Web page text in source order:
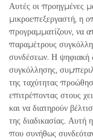
Αυτές οι προηγμένες
μικροεπεξεργαστή, η
προγραμματίζουν, να
παραμέτρους
συνδέσεων. Η ψηφιακή
συγκόλλησης,
της ταχύτητας
επιτρέποντας στους
και να διατηρούν
της διαδικασίας. Αυτή
που συνήθως